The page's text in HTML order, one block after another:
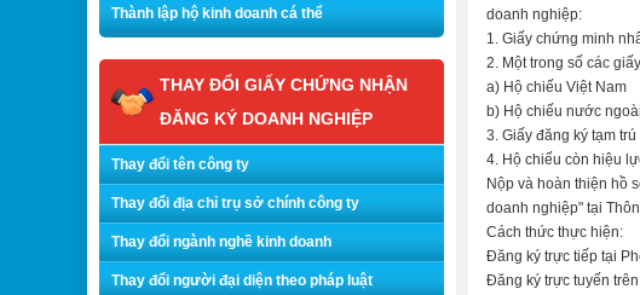
doanh nghiệp:
1. Giấy chứng minh
2. Một trong số các
a) Hộ chiếu Việt Nam
b) Hộ chiếu nước
3. Giấy đăng ký tạm
4. Hộ chiếu còn hiệu
Nộp và hoàn thiện hồ
doanh nghiệp" tại
Cách thức thực hiện:
Đăng ký trực tiếp tại
Đăng ký trực tuyến
Thành lập hộ kinh doanh cá thể
THAY ĐỔI GIẤY CHỨNG NHẬN
ĐĂNG KÝ DOANH NGHIỆP
Thay đổi tên công ty
Thay đổi địa chỉ trụ sở chính công ty
Thay đổi ngành nghề kinh doanh
Thay đổi người đại diện theo pháp luật